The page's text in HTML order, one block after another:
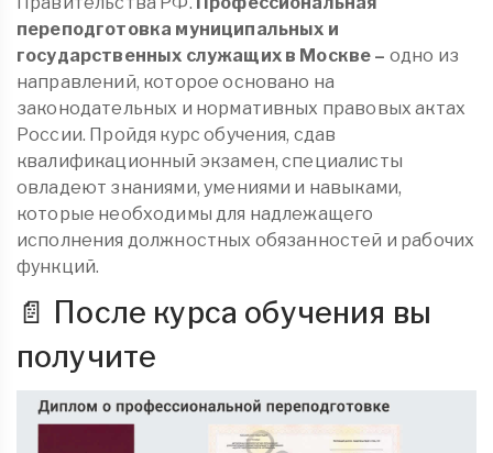
переподготовка муниципальных и
государственных служащих в Москве – одно из
направлений, которое основано на
законодательных и нормативных правовых актах
России. Пройдя курс обучения, сдав
квалификационный экзамен, специалисты
овладеют знаниями, умениями и навыками,
которые необходимы для надлежащего
исполнения должностных обязанностей и рабочих
функций.
📄 После курса обучения вы
получите